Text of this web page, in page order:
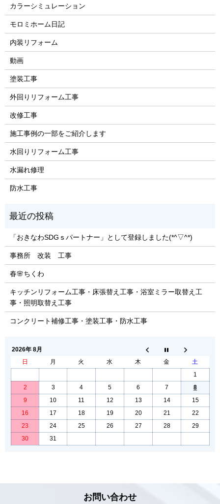
カラーシミュレーション
モロミホーム日記
内装リフォーム
動画
塗装工事
外回りリフォーム工事
改修工事
施工事例の一部をご紹介します
水回りリフォーム工事
水漏れ修理
防水工事
「おきなわSDGｓパートナー」として登録しました(*^▽^*)
事務所 改装 工事
春🌸ちくわ
キッチンリフォーム工事・床張替え工事・浴室ミラー取替え工
事・照明取替え工事
コンクリート補修工事・塗装工事・防水工事
2026年 8月
日
月 火 水 木 金
土
1
2
3 4 5 6 7
8
9
10 11 12 13 14
15
16
17 18 19 20 21
22
23
24 25 26 27 28
29
30
31
お問い合わせ